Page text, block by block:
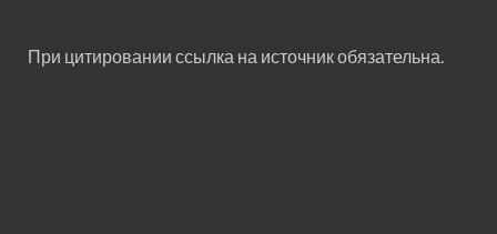
При цитировании ссылка на источник обязательна.